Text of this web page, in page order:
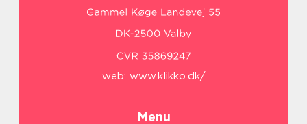
web: www.klikko.dk/
Menu